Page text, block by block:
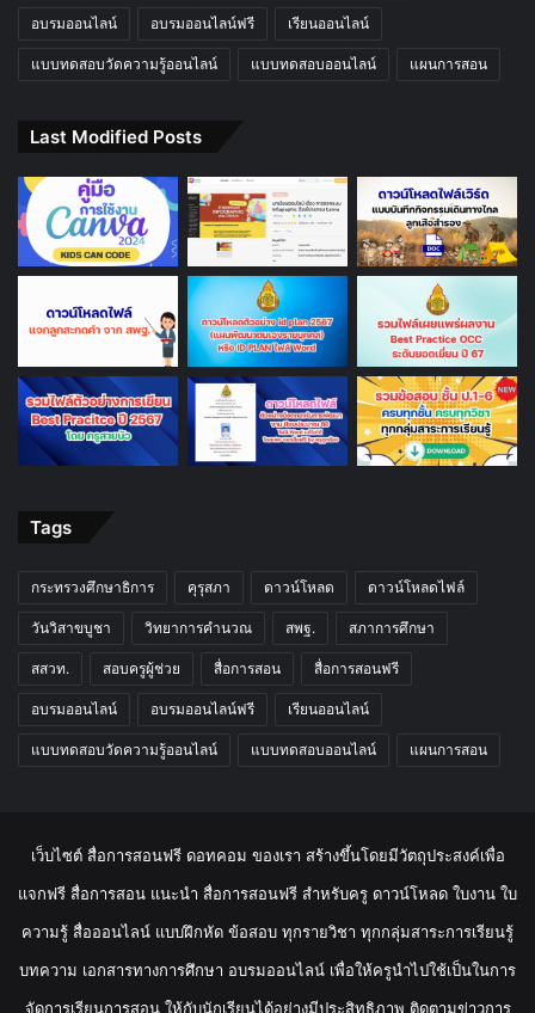
อบรมออนไลน์ อบรมออนไลน์ฟรี เรียนออนไลน์
แบบทดสอบวัดความรู้ออนไลน์ แบบทดสอบออนไลน์ แผนการสอน
Last Modified Posts
Tags
กระทรวงศึกษาธิการ คุรุสภา ดาวน์โหลด ดาวน์โหลดไฟล์
วันวิสาขบูชา วิทยาการคำนวณ สพฐ. สภาการศึกษา
สสวท. สอบครูผู้ช่วย สื่อการสอน สื่อการสอนฟรี
อบรมออนไลน์ อบรมออนไลน์ฟรี เรียนออนไลน์
แบบทดสอบวัดความรู้ออนไลน์ แบบทดสอบออนไลน์ แผนการสอน
เว็บไซต์ สื่อการสอนฟรี ดอทคอม ของเรา สร้างขึ้นโดยมีวัตถุประสงค์เพื่อ
แจกฟรี สื่อการสอน แนะนำ สื่อการสอนฟรี สำหรับครู ดาวน์โหลด ใบงาน ใบ
ความรู้ สื่อออนไลน์ แบบฝึกหัด ข้อสอบ ทุกรายวิชา ทุกกลุ่มสาระการเรียนรู้
บทความ เอกสารทางการศึกษา อบรมออนไลน์ เพื่อให้ครูนำไปใช้เป็นในการ
จัดการเรียนการสอน ให้กับนักเรียนได้อย่างมีประสิทธิภาพ ติดตามข่าวการ